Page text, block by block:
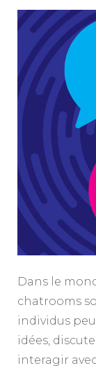
Dans le
chatrooms
individus
idées,
interagir